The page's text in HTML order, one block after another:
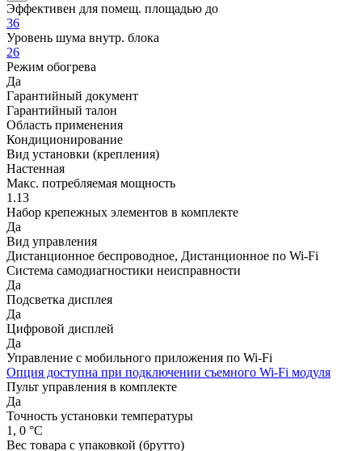
Эффективен для помещ. площадью до
36
Уровень шума внутр. блока
26
Режим обогрева
Да
Гарантийный документ
Гарантийный талон
Область применения
Кондиционирование
Вид установки (крепления)
Настенная
Макс. потребляемая мощность
1.13
Набор крепежных элементов в комплекте
Да
Вид управления
Дистанционное беспроводное, Дистанционное по Wi-Fi
Система самодиагностики неисправности
Да
Подсветка дисплея
Да
Цифровой дисплей
Да
Управление c мобильного приложения по Wi-Fi
Опция доступна при подключении съемного Wi-Fi модуля
Пульт управления в комплекте
Да
Точность установки температуры
1, 0 °С
Вес товара с упаковкой (брутто)